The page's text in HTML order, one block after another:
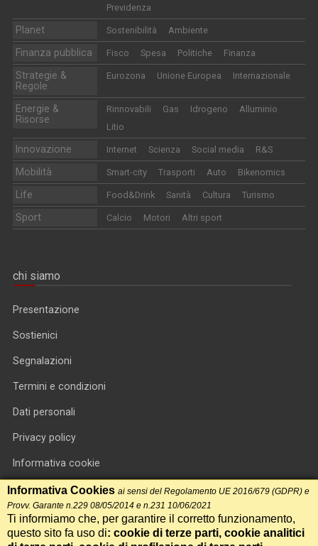
Previdenza
Planet Sostenibilità Ambiente
Finanza pubblica Fisco Spesa Politiche Finanza
Strategie &
Regole
Eurozona Unione Europea Internazionale
Energie &
Risorse
Rinnovabili Gas Idrogeno
Alluminio
Litio
Innovazione Internet Scienza Social media R&S
Mobilità Smart-city Trasporti Auto Bikenomics
Life Food&Drink Sanità Cultura Turismo
Sport Calcio Motori Altri sport
chi siamo
Presentazione
Sostienici
Segnalazioni
Termini e condizioni
Dati personali
Privacy policy
Informativa cookie
RSS feed
RSS Top News
Contatti
Informativa Cookies ai sensi del Regolamento UE 2016/679 (GDPR) e
Provv. Garante n.229 08/05/2014 e n.231 10/06/2021
Ti informiamo che, per garantire il corretto funzionamento,
questo sito fa uso di: cookie di terze parti, cookie analitici